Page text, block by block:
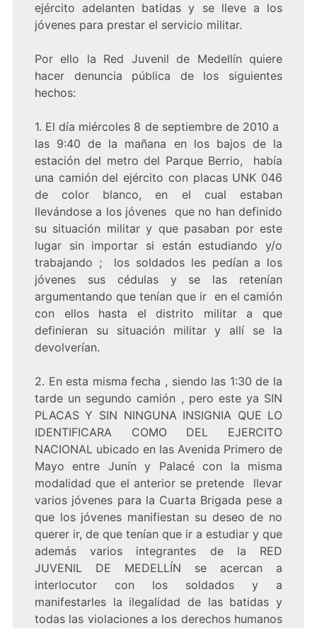
ejército adelanten batidas y se lleve a los
jóvenes para prestar el servicio militar.
Por ello la Red Juvenil de Medellín quiere
hacer denuncia pública de los siguientes
hechos:
1. El día miércoles 8 de septiembre de 2010 a
las 9:40 de la mañana en los bajos de la
estación del metro del Parque Berrio, había
una camión del ejército con placas UNK 046
de color blanco, en el cual estaban
llevándose a los jóvenes que no han definido
su situación militar y que pasaban por este
lugar sin importar si están estudiando y/o
trabajando ; los soldados les pedían a los
jóvenes sus cédulas y se las retenían
argumentando que tenían que ir en el camión
con ellos hasta el distrito militar a que
definieran su situación militar y allí se la
devolverían.
2. En esta misma fecha , siendo las 1:30 de la
tarde un segundo camión , pero este ya SIN
PLACAS Y SIN NINGUNA INSIGNIA QUE LO
IDENTIFICARA COMO DEL EJERCITO
NACIONAL ubicado en las Avenida Primero de
Mayo entre Junín y Palacé con la misma
modalidad que el anterior se pretende llevar
varios jóvenes para la Cuarta Brigada pese a
que los jóvenes manifiestan su deseo de no
querer ir, de que tenían que ir a estudiar y que
además varios integrantes de la RED
JUVENIL DE MEDELLÍN se acercan a
interlocutor con los soldados y a
manifestarles la ilegalidad de las batidas y
todas las violaciones a los derechos humanos